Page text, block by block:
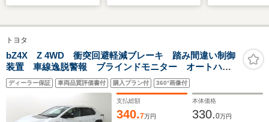
テム/クルーズコント
ロール/オートライ
ト/LEDヘッドライト/
オートワイパー/パド
ルシフト/VSA
トヨタ
bZ4X Z 4WD 衝突回避軽減ブレーキ 踏み間違い制御
装置 車線逸脱警報 ブラインドモニター オートハイ
ビーム パノラミックビューモニター ディスプレイオ
ーディオ フルセグTV ドライブレコーダー LEDヘッ
ディーラー保証 車両品質評価書付 購入プラン付 360°画像付
支払総額
340.7万円
本体価格
330.0万円